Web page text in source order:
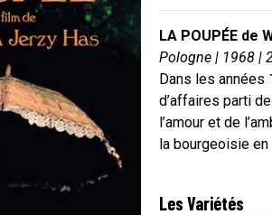
LA POUPÉE de
Pologne | 1968 |
Dans les années
d’affaires parti
l’amour et de
la bourgeoisie en
Les Variétés